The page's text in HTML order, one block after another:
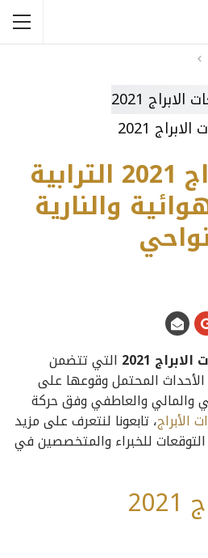
2021
توقعات الابراج 2021 الترابية
والنارية
2021
التي تتضمن
المحتمل وقوعها على
والعاطفي وفق حركة
الأبراج، تابعونا لنتعرف على مزيد
للخبراء والمتخصصين في